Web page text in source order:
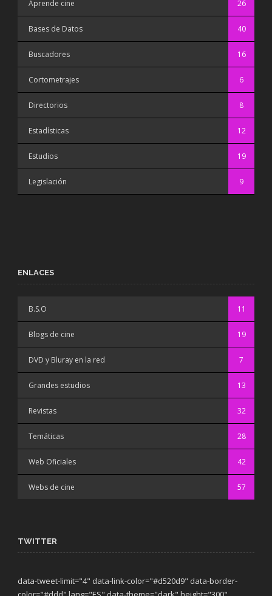
Aprende cine 26
Bases de Datos 40
Buscadores 16
Cortometrajes 6
Directorios 8
Estadísticas 12
Estudios 19
Legislación 9
ENLACES
B.S.O 11
Blogs de cine 19
DVD y Bluray en la red 7
Grandes estudios 13
Revistas 32
Temáticas 28
Web Oficiales 42
Webs de cine 57
TWITTER
data-tweet-limit="4" data-link-color="#d520d9" data-border-